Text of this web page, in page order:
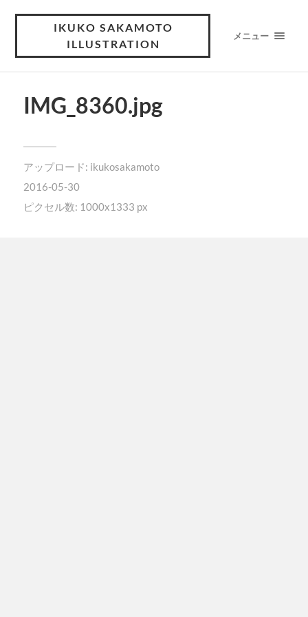
IKUKO SAKAMOTO
ILLUSTRATION
メニュー
IMG_8360.jpg
アップロード: ikukosakamoto
2016-05-30
ピクセル数: 1000x1333 px